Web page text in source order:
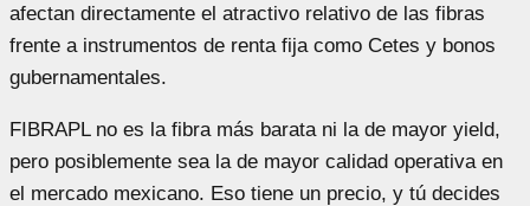
afectan directamente el atractivo relativo de las fibras
frente a instrumentos de renta fija como Cetes y bonos
gubernamentales.
FIBRAPL no es la fibra más barata ni la de mayor yield,
pero posiblemente sea la de mayor calidad operativa en
el mercado mexicano. Eso tiene un precio, y tú decides